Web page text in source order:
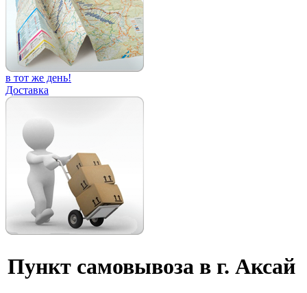
в тот же день!
Доставка
Пункт самовывоза в г. Аксай